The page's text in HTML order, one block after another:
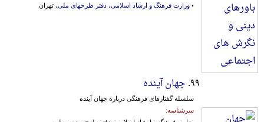
• وزارت فرهنگ و ارشاد اسلامی، دفتر طرحهای ملی، تهران
۹۹. جهان آینده
سلسله‌ گفتارهای‌ فرهنگی‌ درباره‌ جهان‌ آینده‌
سرشناسه: